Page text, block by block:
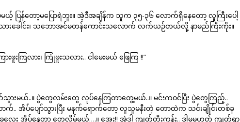
မယ့် ပြန်တော့မပြောရဲဘူး။ အဲ့ဒီအချိန်က သူက ၃၅-၃၆ လောက်ရှိနေတော့ လူကြီးပေါ့
ားခေါင်း၊ သဘောအင်မတန်ကောင်းသလောက် လက်ယဉ်တယ်လို့ နာမည်ကြီးကိုး။
းကြလား၊ ကြုံဖူးသလား.. ငါမေးမယ် ဖြေကြ !!”
ားမယ်..။ ပွဲတွေလမ်းတွေ လုပ်နေကြတာတွေ့မယ်..။ မင်းကဝင်ပြီး ပွဲတွေကြည့်..
က်.. အိပ်ပျော်သွားပြီး မနက်ရောက်တော့ လူသူမနီးတဲ့ တောထဲက သင်းချိုင်းတစ်ခု
လေး အိပ်နေတာ တွေ့လိမ့်မယ်….။ အေး!! အဲ့ဒါ ကျတ်တီးကုန်း.. ဒါမှမဟုတ် ကျတ်ရွာ